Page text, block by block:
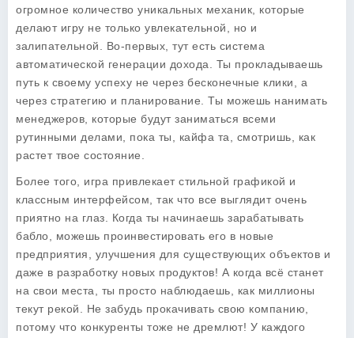
огромное количество уникальных механик, которые
делают игру не только увлекательной, но и
залипательной. Во-первых, тут есть система
автоматической генерации дохода. Ты прокладываешь
путь к своему успеху не через бесконечные клики, а
через стратегию и планирование. Ты можешь нанимать
менеджеров, которые будут заниматься всеми
рутинными делами, пока ты, кайфа та, смотришь, как
растет твое состояние.
Более того, игра привлекает стильной графикой и
классным интерфейсом, так что все выглядит очень
приятно на глаз. Когда ты начинаешь зарабатывать
бабло, можешь проинвестировать его в новые
предприятия, улучшения для существующих объектов и
даже в разработку новых продуктов! А когда всё станет
на свои места, ты просто наблюдаешь, как миллионы
текут рекой. Не забудь прокачивать свою компанию,
потому что конкуренты тоже не дремлют! У каждого